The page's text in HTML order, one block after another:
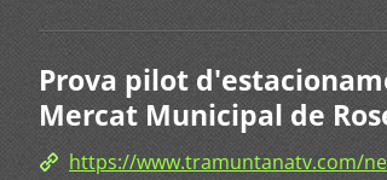
Prova pilot
Mercat Municipal de
https://www.tramuntanatv.com/